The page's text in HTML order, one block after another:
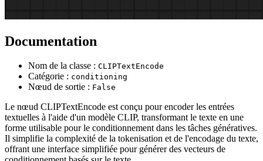
Documentation
Nom de la classe : CLIPTextEncode
Catégorie : conditioning
Nœud de sortie : False
Le nœud CLIPTextEncode est conçu pour encoder les entrées
textuelles à l'aide d'un modèle CLIP, transformant le texte en une
forme utilisable pour le conditionnement dans les tâches génératives.
Il simplifie la complexité de la tokenisation et de l'encodage du texte,
offrant une interface simplifiée pour générer des vecteurs de